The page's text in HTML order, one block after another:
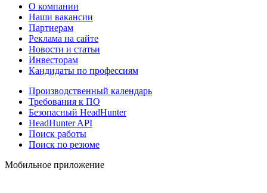
О компании
Наши вакансии
Партнерам
Реклама на сайте
Новости и статьи
Инвесторам
Кандидаты по профессиям
Производственный календарь
Требования к ПО
Безопасный HeadHunter
HeadHunter API
Поиск работы
Поиск по резюме
Мобильное приложение